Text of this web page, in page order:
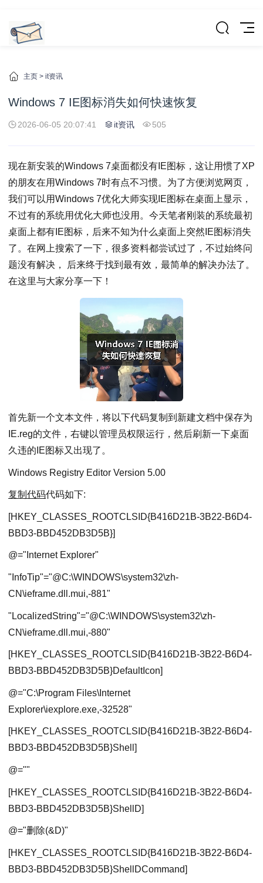
主页 > it资讯
Windows 7 IE图标消失如何快速恢复
2026-06-05 20:07:41 it资讯 505
现在新安装的Windows 7桌面都没有IE图标，这让用惯了XP
的朋友在用Windows 7时有点不习惯。为了方便浏览网页，
我们可以用Windows 7优化大师实现IE图标在桌面上显示，
不过有的系统用优化大师也没用。今天笔者刚装的系统最初
桌面上都有IE图标，后来不知为什么桌面上突然IE图标消失
了。在网上搜索了一下，很多资料都尝试过了，不过始终问
题没有解决， 后来终于找到最有效，最简单的解决办法了。
在这里与大家分享一下！
首先新一个文本文件，将以下代码复制到新建文档中保存为
IE.reg的文件，右键以管理员权限运行，然后刷新一下桌面
久违的IE图标又出现了。
Windows Registry Editor Version 5.00
复制代码代码如下:
[HKEY_CLASSES_ROOTCLSID{B416D21B-3B22-B6D4-
BBD3-BBD452DB3D5B}]
@="Internet Explorer"
"InfoTip"="@C:\WINDOWS\system32\zh-
CN\ieframe.dll.mui,-881"
"LocalizedString"="@C:\WINDOWS\system32\zh-
CN\ieframe.dll.mui,-880"
[HKEY_CLASSES_ROOTCLSID{B416D21B-3B22-B6D4-
BBD3-BBD452DB3D5B}DefaultIcon]
@="C:\Program Files\Internet
Explorer\iexplore.exe,-32528"
[HKEY_CLASSES_ROOTCLSID{B416D21B-3B22-B6D4-
BBD3-BBD452DB3D5B}Shell]
@=""
[HKEY_CLASSES_ROOTCLSID{B416D21B-3B22-B6D4-
BBD3-BBD452DB3D5B}ShellD]
@="删除(&D)"
[HKEY_CLASSES_ROOTCLSID{B416D21B-3B22-B6D4-
BBD3-BBD452DB3D5B}ShellDCommand]